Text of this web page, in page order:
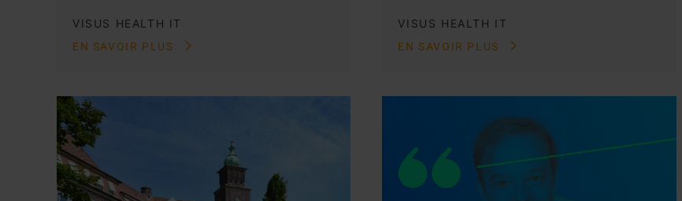
VISUS HEALTH IT
EN SAVOIR PLUS
VISUS HEALTH IT
EN SAVOIR PLUS